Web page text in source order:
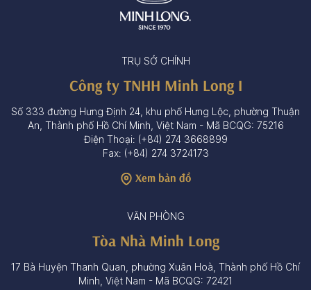
TRỤ SỞ CHÍNH
Công ty TNHH Minh Long I
Số 333 đường Hưng Định 24, khu phố Hưng Lộc, phường Thuận
An, Thành phố Hồ Chí Minh, Việt Nam - Mã BCQG: 75216
Điện Thoại: (+84) 274 3668899
Fax: (+84) 274 3724173
Xem bản đồ
VĂN PHÒNG
Tòa Nhà Minh Long
17 Bà Huyện Thanh Quan, phường Xuân Hoà, Thành phố Hồ Chí
Minh, Việt Nam - Mã BCQG: 72421